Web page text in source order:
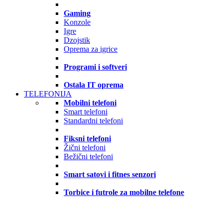
Gaming
Konzole
Igre
Dzojstik
Oprema za igrice
Programi i softveri
Ostala IT oprema
TELEFONIJA
Mobilni telefoni
Smart telefoni
Standardni telefoni
Fiksni telefoni
Žični telefoni
Bežični telefoni
Smart satovi i fitnes senzori
Torbice i futrole za mobilne telefone